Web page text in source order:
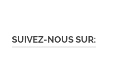
SUIVEZ-NOUS SUR: